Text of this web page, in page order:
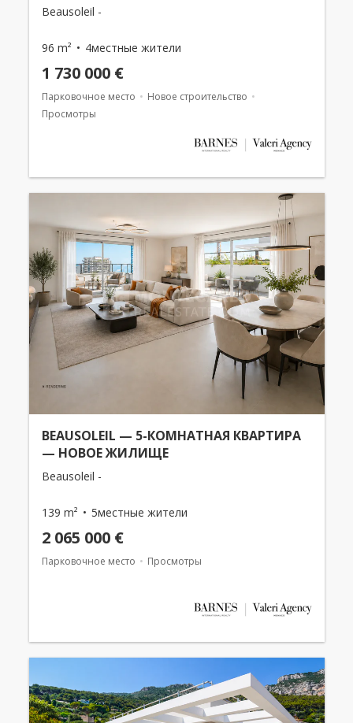
Beausoleil -
96 m² 4местные жители
1 730 000 €
Парковочное место
Новое строительство
Просмотры
BEAUSOLEIL — 5-КОМНАТНАЯ КВАРТИРА
— НОВОЕ ЖИЛИЩЕ
Beausoleil -
139 m² 5местные жители
2 065 000 €
Парковочное место Просмотры